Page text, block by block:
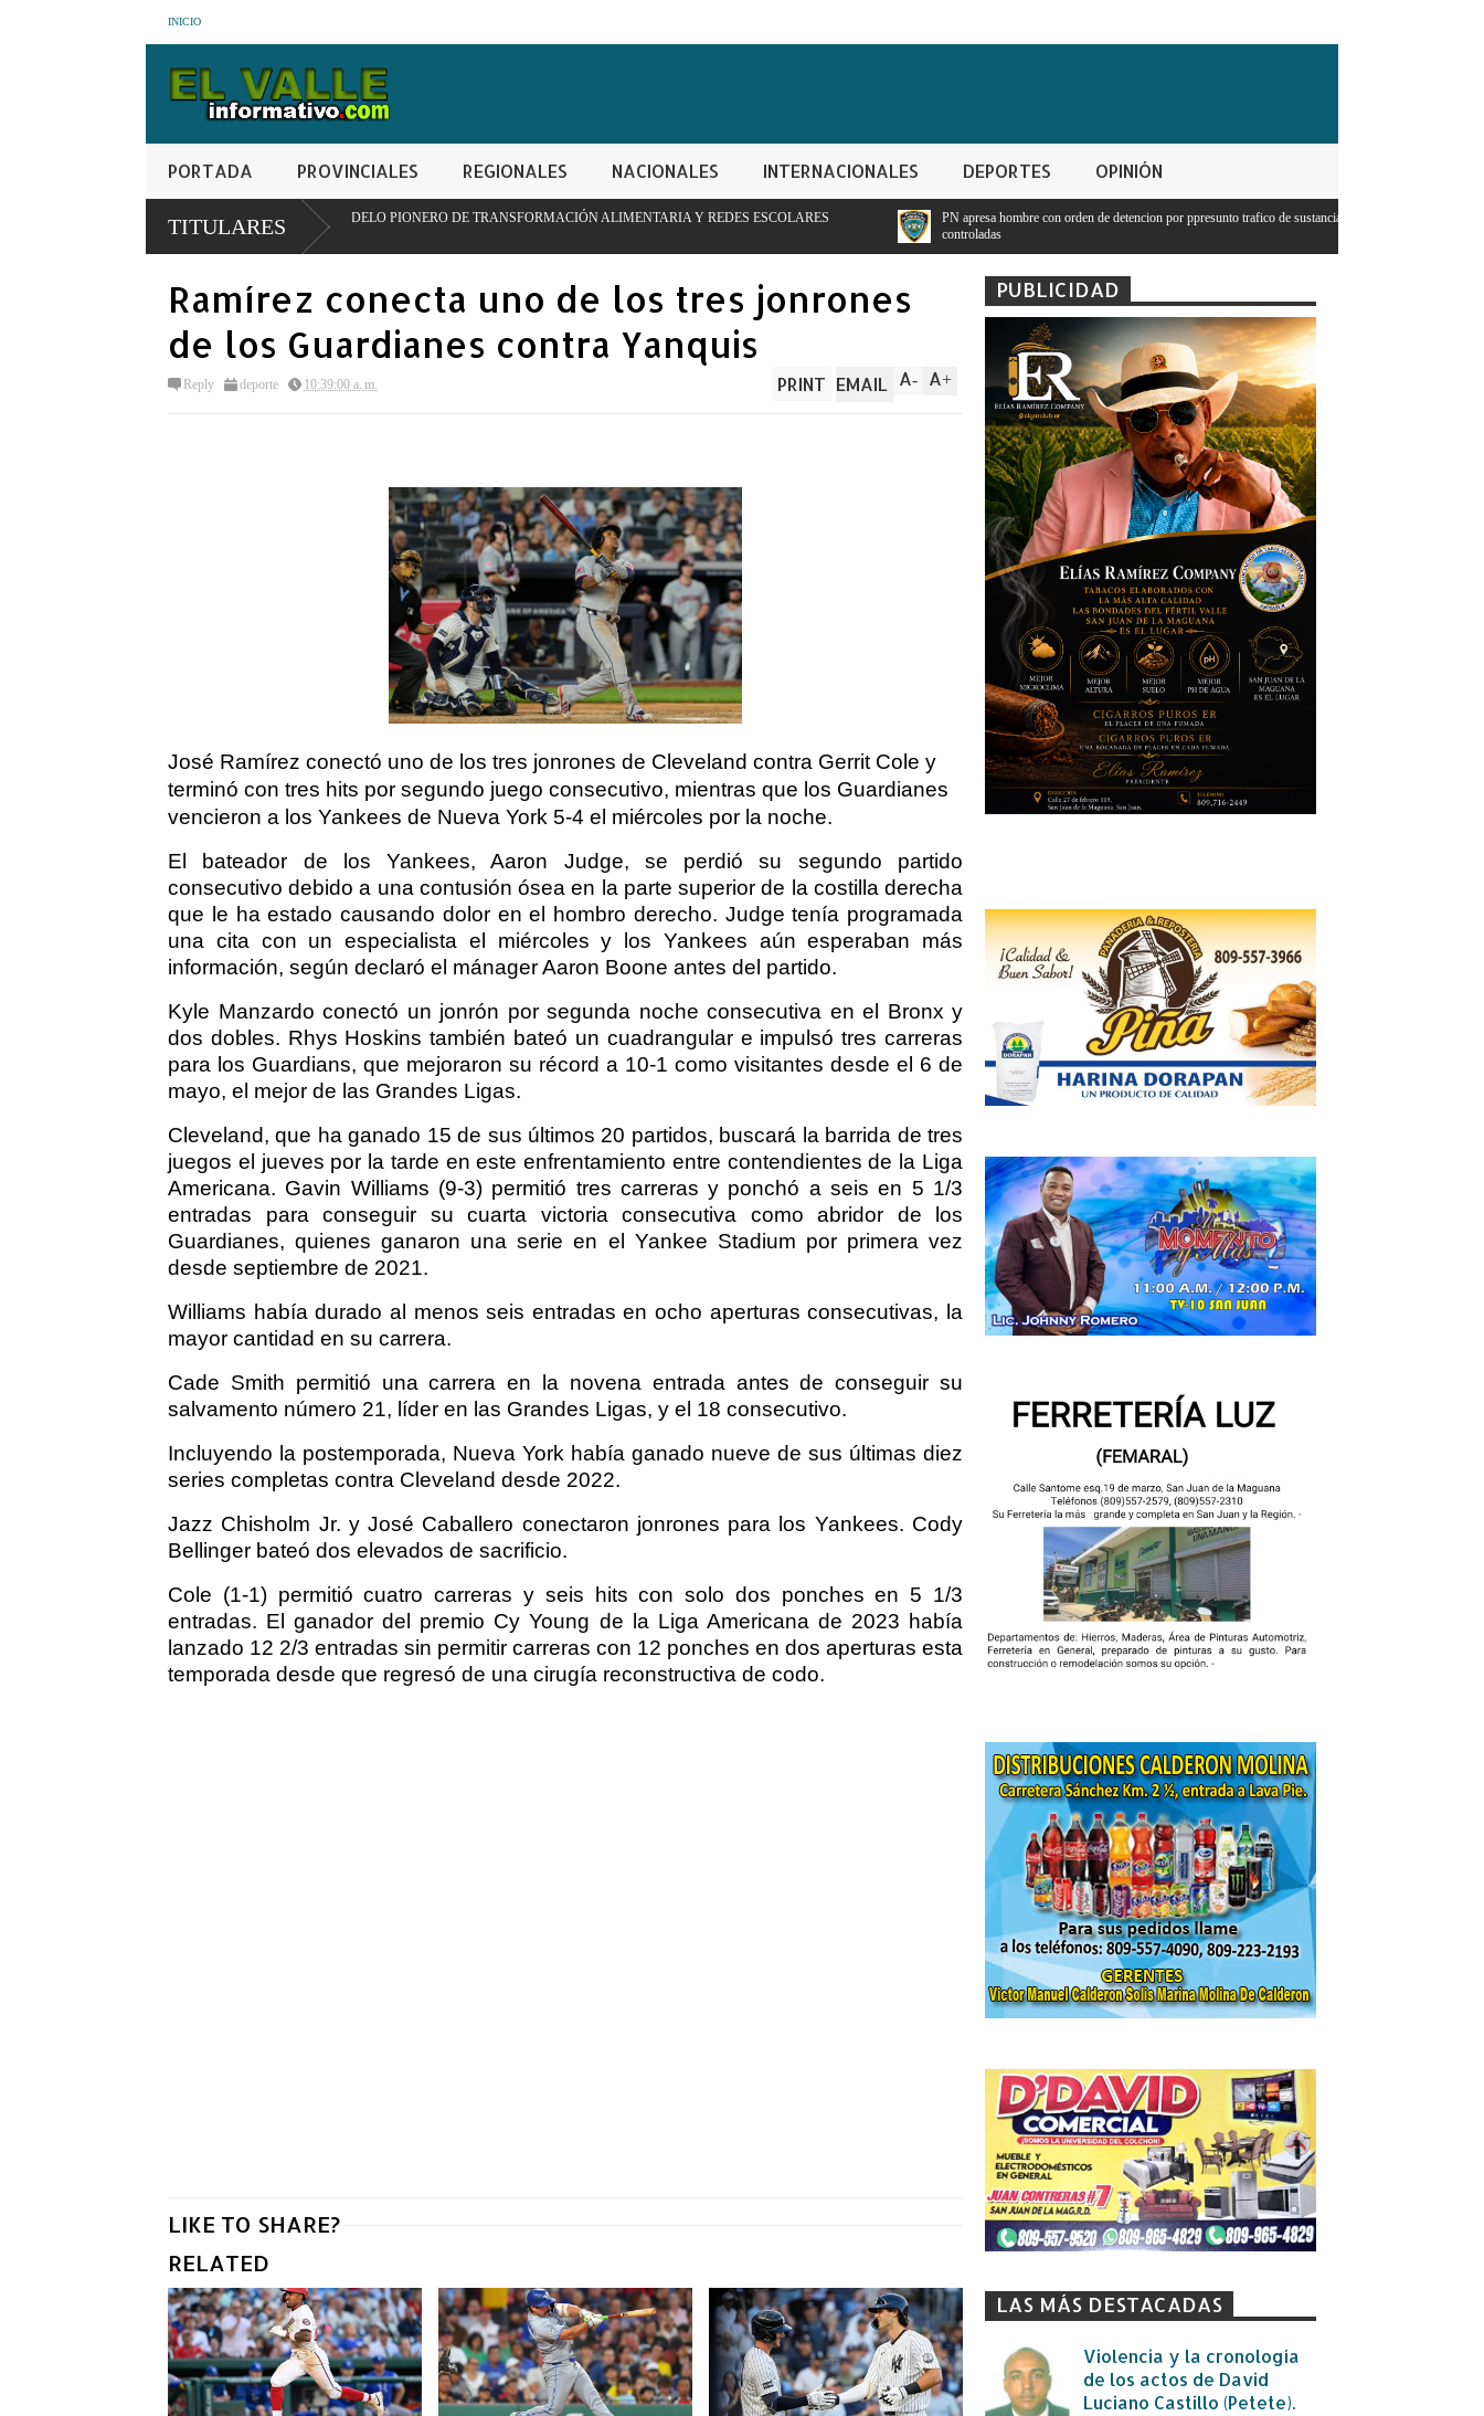
INICIO
PORTADA PROVINCIALES REGIONALES NACIONALES INTERNACIONALES DEPORTES OPINIÓN
TITULARES
JUAN PARA IMPULSAR MODELO PIONERO DE TRANSFORMACIÓN ALIMENTARIA Y REDES ESCOLARES
PN apresa hombre con orden de detencion por ppresunto trafico de sustancias
Presidente Abinader: Ningún estudiante
Ramírez conecta uno de los tres jonrones
de los Guardianes contra Yanquis
Reply deporte 10:39:00 a. m. A+
A-
PRINT EMAIL
José Ramírez conectó uno de los tres jonrones de Cleveland contra Gerrit Cole y
terminó con tres hits por segundo juego consecutivo, mientras que los Guardianes
vencieron a los Yankees de Nueva York 5-4 el miércoles por la noche.
El bateador de los Yankees, Aaron Judge, se perdió su segundo partido
consecutivo debido a una contusión ósea en la parte superior de la costilla derecha
que le ha estado causando dolor en el hombro derecho. Judge tenía programada
una cita con un especialista el miércoles y los Yankees aún esperaban más
información, según declaró el mánager Aaron Boone antes del partido.
Kyle Manzardo conectó un jonrón por segunda noche consecutiva en el Bronx y
dos dobles. Rhys Hoskins también bateó un cuadrangular e impulsó tres carreras
para los Guardians, que mejoraron su récord a 10-1 como visitantes desde el 6 de
mayo, el mejor de las Grandes Ligas.
Cleveland, que ha ganado 15 de sus últimos 20 partidos, buscará la barrida de tres
juegos el jueves por la tarde en este enfrentamiento entre contendientes de la Liga
Americana. Gavin Williams (9-3) permitió tres carreras y ponchó a seis en 5 1/3
entradas para conseguir su cuarta victoria consecutiva como abridor de los
Guardianes, quienes ganaron una serie en el Yankee Stadium por primera vez
desde septiembre de 2021.
Williams había durado al menos seis entradas en ocho aperturas consecutivas, la
mayor cantidad en su carrera.
Cade Smith permitió una carrera en la novena entrada antes de conseguir su
salvamento número 21, líder en las Grandes Ligas, y el 18 consecutivo.
Incluyendo la postemporada, Nueva York había ganado nueve de sus últimas diez
series completas contra Cleveland desde 2022.
Jazz Chisholm Jr. y José Caballero conectaron jonrones para los Yankees. Cody
Bellinger bateó dos elevados de sacrificio.
Cole (1-1) permitió cuatro carreras y seis hits con solo dos ponches en 5 1/3
entradas. El ganador del premio Cy Young de la Liga Americana de 2023 había
lanzado 12 2/3 entradas sin permitir carreras con 12 ponches en dos aperturas esta
temporada desde que regresó de una cirugía reconstructiva de codo.
LIKE TO SHARE?
RELATED
PUBLICIDAD
LAS MÁS DESTACADAS
Violencia y la cronología
de los actos de David
Luciano Castillo (Petete).